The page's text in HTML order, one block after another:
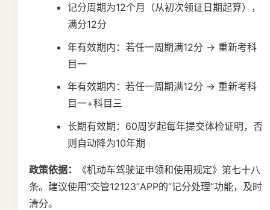
记分周期为12个月（从初次领证日期起算），
满分12分
年有效期内：若任一周期满12分 → 重新考科
目一
年有效期内：若任一周期满12分 → 重新考科
目一+科目三
长期有效期：60周岁起每年提交体检证明，否
则自动降为10年期
政策依据：
《机动车驾驶证申领和使用规定》第七十八
条。建议使用“交管12123”APP的“记分处理”功能，及时
清分。